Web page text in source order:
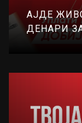
АЈДЕ
ДЕНАРИ